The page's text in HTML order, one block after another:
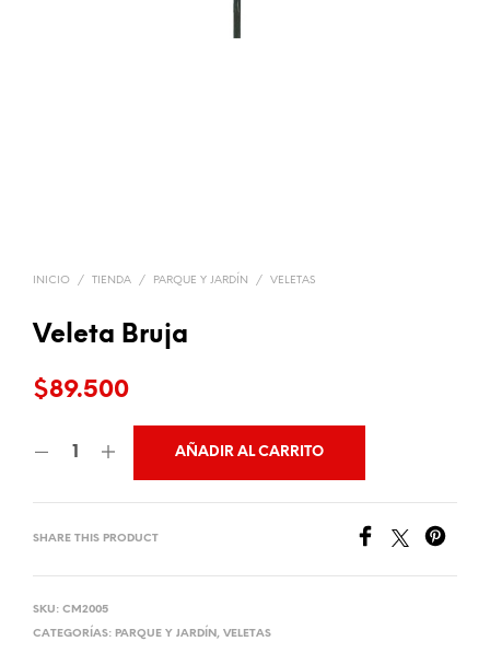
INICIO / TIENDA / PARQUE Y JARDÍN / VELETAS
Veleta Bruja
$89.500
AÑADIR AL CARRITO
SHARE THIS PRODUCT
SKU: CM2005
CATEGORÍAS: PARQUE Y JARDÍN , VELETAS